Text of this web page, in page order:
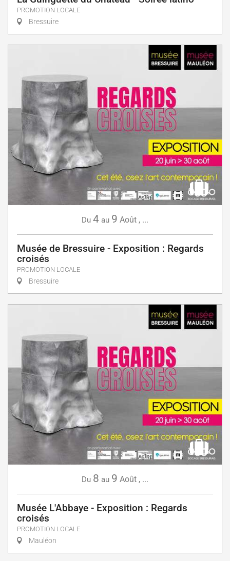
PROMOTION LOCALE
Bressuire
Du 4 au 9 Août , ...
Musée de Bressuire - Exposition : Regards
croisés
PROMOTION LOCALE
Bressuire
Du 8 au 9 Août , ...
Musée L'Abbaye - Exposition : Regards
croisés
PROMOTION LOCALE
Mauléon